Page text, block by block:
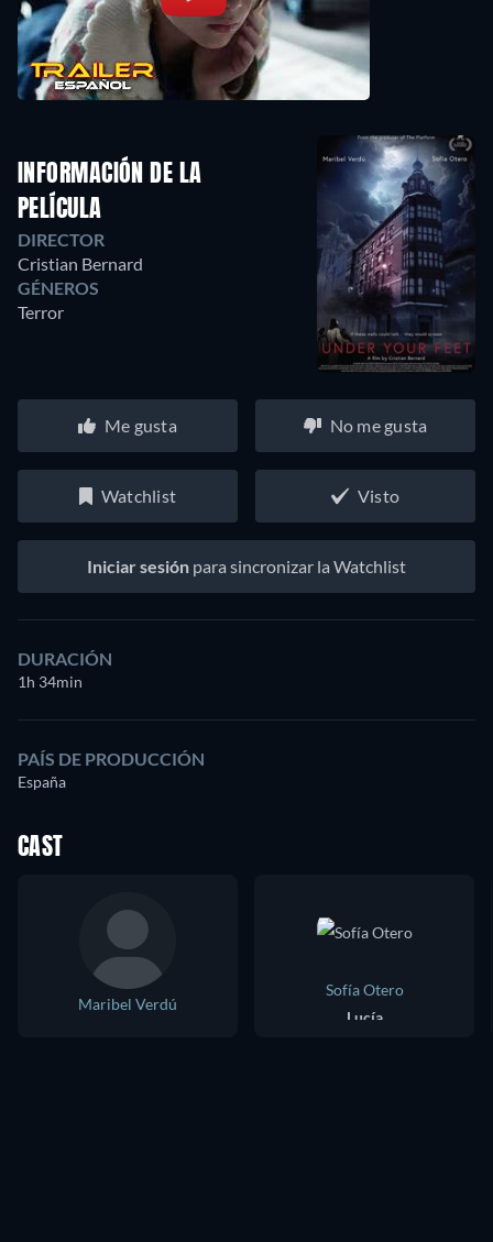
INFORMACIÓN DE LA
PELÍCULA
DIRECTOR
Cristian Bernard
GÉNEROS
Terror
Me gusta No me gusta
Watchlist Visto
Iniciar sesión para sincronizar la Watchlist
DURACIÓN
1h 34min
PAÍS DE PRODUCCIÓN
España
CAST
Maribel Verdú
Sofía Otero
Lucía